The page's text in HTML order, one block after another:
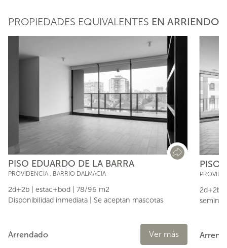
PROPIEDADES EQUIVALENTES EN ARRIENDO
PISO EDUARDO DE LA BARRA
PROVIDENCIA , BARRIO DALMACIA
2d+2b | estac+bod | 78/96 m2
Disponibilidad inmediata | Se aceptan mascotas
Arrendado Ver más
PISO
2d+2b